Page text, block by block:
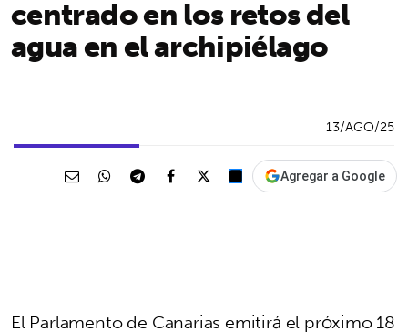
centrado en los retos del
agua en el archipiélago
13/AGO/25
Agregar a Google
El Parlamento de Canarias emitirá el próximo 18